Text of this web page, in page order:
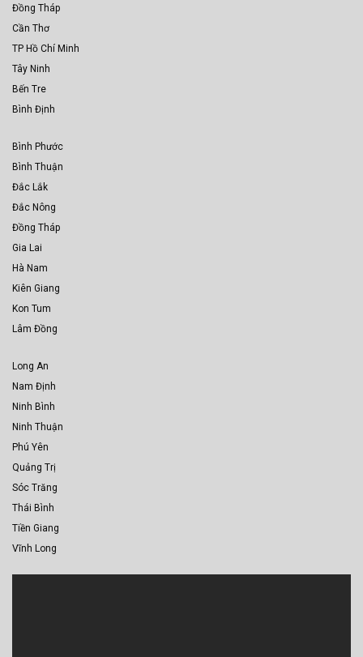
Đồng Tháp
Cần Thơ
TP Hồ Chí Minh
Tây Ninh
Bến Tre
Bình Định
Bình Phước
Bình Thuận
Đắc Lắk
Đắc Nông
Đồng Tháp
Gia Lai
Hà Nam
Kiên Giang
Kon Tum
Lâm Đồng
Long An
Nam Định
Ninh Bình
Ninh Thuận
Phú Yên
Quảng Trị
Sóc Trăng
Thái Bình
Tiền Giang
Vĩnh Long